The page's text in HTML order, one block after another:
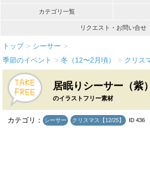
カテゴリ一覧
リクエスト・お問い合せ
トップ > シーサー >
季節のイベント > 冬（12〜2月頃） > クリス
居眠りシーサー（紫）
のイラストフリー素材
カテゴリ： シーサー クリスマス【12/25】 ID 436